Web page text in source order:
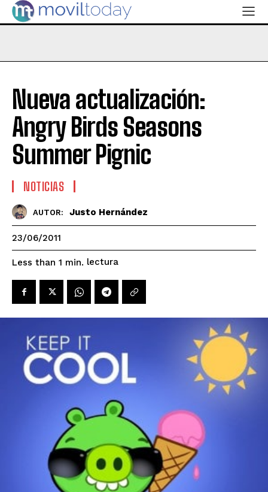
Nueva actualización:
Angry Birds Seasons
Summer Pignic
NOTICIAS
AUTOR: Justo Hernández
23/06/2011
Less than 1 min. lectura